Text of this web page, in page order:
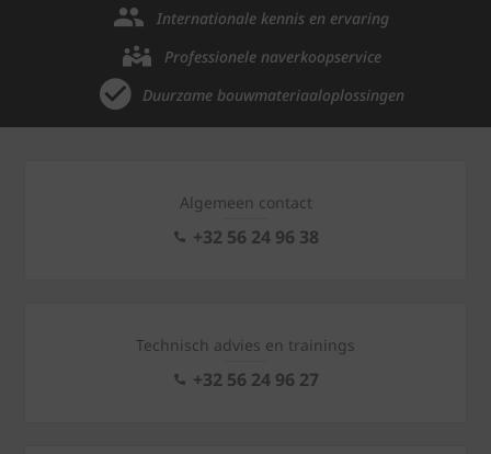
Internationale kennis en ervaring
Professionele naverkoopservice
Duurzame bouwmateriaaloplossingen
Algemeen contact
+32 56 24 96 38
Technisch advies en trainings
+32 56 24 96 27